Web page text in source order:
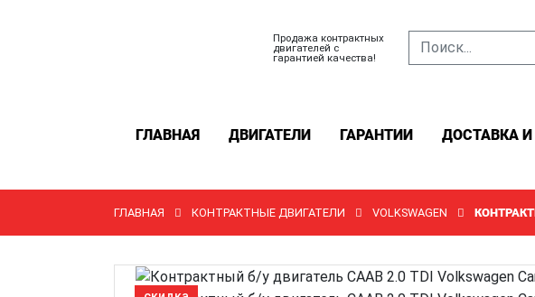
Продажа контрактных
двигателей с
гарантией качества!
ГЛАВНАЯ ДВИГАТЕЛИ ГАРАНТИИ ДОСТАВКА
ГЛАВНАЯ КОНТРАКТНЫЕ ДВИГАТЕЛИ VOLKSWAGEN